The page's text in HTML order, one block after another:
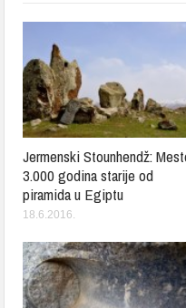
Jermenski Stounhendž:
3.000 godina starije od
piramida u Egiptu
18.6.2016.